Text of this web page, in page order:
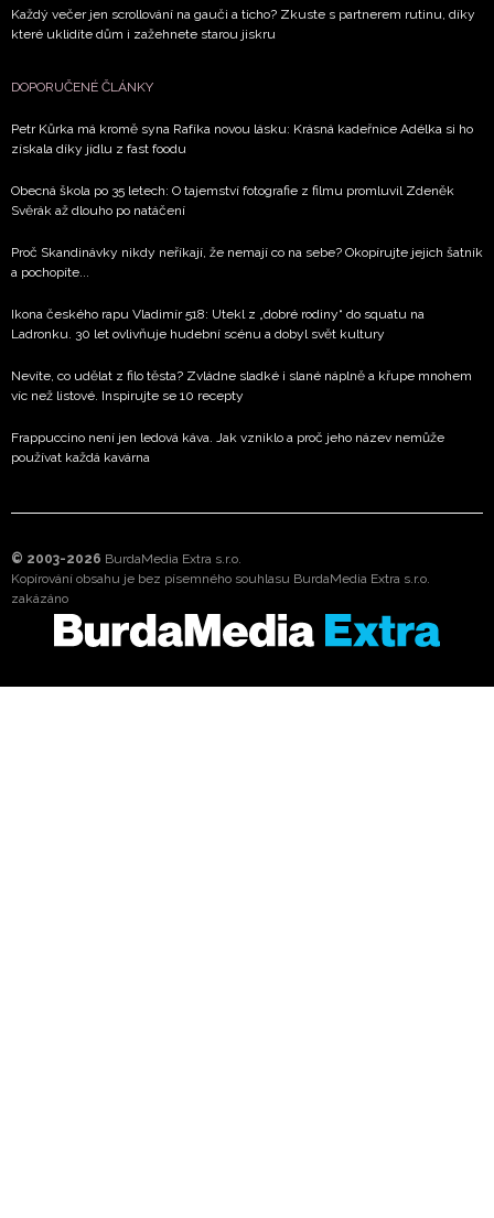
Každý večer jen scrollování na gauči a ticho? Zkuste s partnerem rutinu, díky
které uklidíte dům i zažehnete starou jiskru
DOPORUČENÉ ČLÁNKY
Petr Kůrka má kromě syna Rafíka novou lásku: Krásná kadeřnice Adélka si ho
získala díky jídlu z fast foodu
Obecná škola po 35 letech: O tajemství fotografie z filmu promluvil Zdeněk
Svěrák až dlouho po natáčení
Proč Skandinávky nikdy neříkají, že nemají co na sebe? Okopírujte jejich šatník
a pochopíte...
Ikona českého rapu Vladimír 518: Utekl z „dobré rodiny“ do squatu na
Ladronku. 30 let ovlivňuje hudební scénu a dobyl svět kultury
Nevíte, co udělat z filo těsta? Zvládne sladké i slané náplně a křupe mnohem
víc než listové. Inspirujte se 10 recepty
Frappuccino není jen ledová káva. Jak vzniklo a proč jeho název nemůže
používat každá kavárna
© 2003-2026 BurdaMedia Extra s.r.o.
Kopírování obsahu je bez písemného souhlasu BurdaMedia Extra s.r.o.
zakázáno